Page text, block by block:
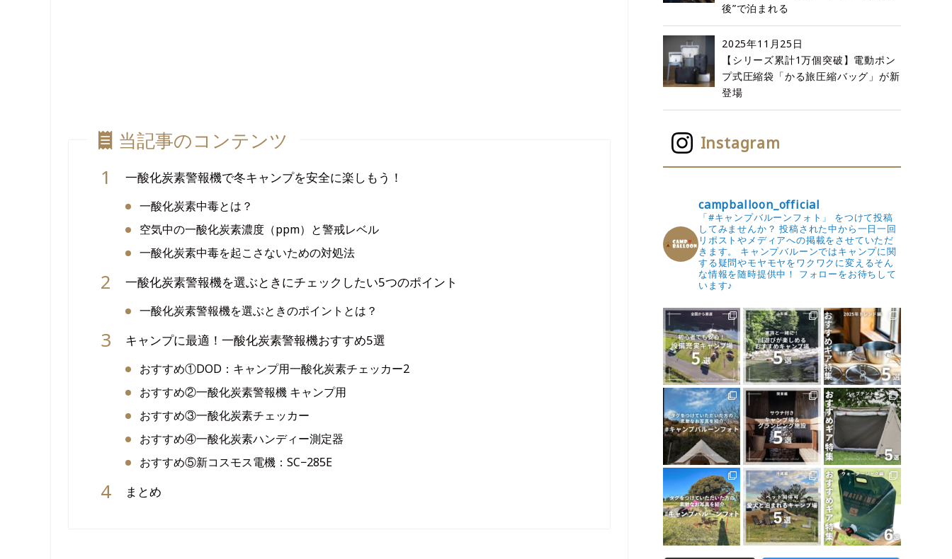
当記事のコンテンツ
一酸化炭素警報機で冬キャンプを安全に楽しもう！
一酸化炭素中毒とは？
空気中の一酸化炭素濃度（ppm）と警戒レベル
一酸化炭素中毒を起こさないための対処法
一酸化炭素警報機を選ぶときにチェックしたい5つのポイント
一酸化炭素警報機を選ぶときのポイントとは？
キャンプに最適！一酸化炭素警報機おすすめ5選
おすすめ①DOD：キャンプ用一酸化炭素チェッカー2
おすすめ②一酸化炭素警報機 キャンプ用
おすすめ③一酸化炭素チェッカー
おすすめ④一酸化炭素ハンディー測定器
おすすめ⑤新コスモス電機：SC−285E
まとめ
後”で泊まれる
2025年11月25日
【シリーズ累計1万個突破】電動ポン
プ式圧縮袋「かる旅圧縮バッグ」が新
登場
Instagram
campballoon_official
「#キャンプバルーンフォト」 をつけて投稿
してみませんか？ 投稿された中から一日一回
リポストやメディアへの掲載をさせていただ
きます。
キャンプバルーンではキャンプに関
する疑問やモヤモヤをワクワクに変えるそん
な情報を随時提供中！
フォローをお待ちして
います♪